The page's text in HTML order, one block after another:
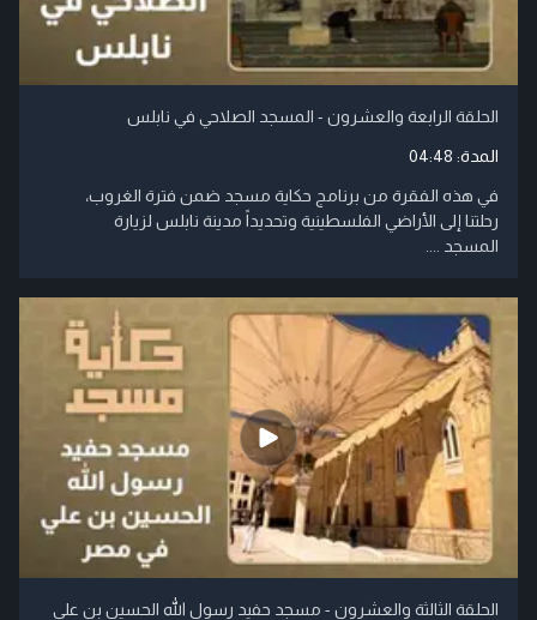
الحلقة الرابعة والعشرون - المسجد الصلاحي في نابلس
المدة: 04:48
في هذه الفقرة من برنامج حكاية مسجد ضمن فترة الغروب،
رحلتنا إلى الأراضي الفلسطينية وتحديداً مدينة نابلس لزيارة
المسجد ....
الحلقة الثالثة والعشرون - مسجد حفيد رسول الله الحسين بن علي